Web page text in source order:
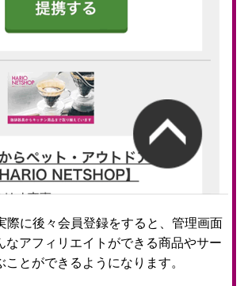
際に後々会員登録をすると、管理画面
なアフィリエイトができる商品やサー
ことができるようになります。